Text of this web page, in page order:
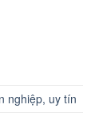
nghiệp, uy tín